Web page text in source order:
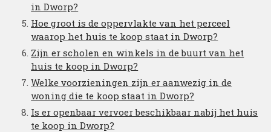
in Dworp?
Hoe groot is de oppervlakte van het perceel
waarop het huis te koop staat in Dworp?
Zijn er scholen en winkels in de buurt van het
huis te koop in Dworp?
Welke voorzieningen zijn er aanwezig in de
woning die te koop staat in Dworp?
Is er openbaar vervoer beschikbaar nabij het huis
te koop in Dworp?